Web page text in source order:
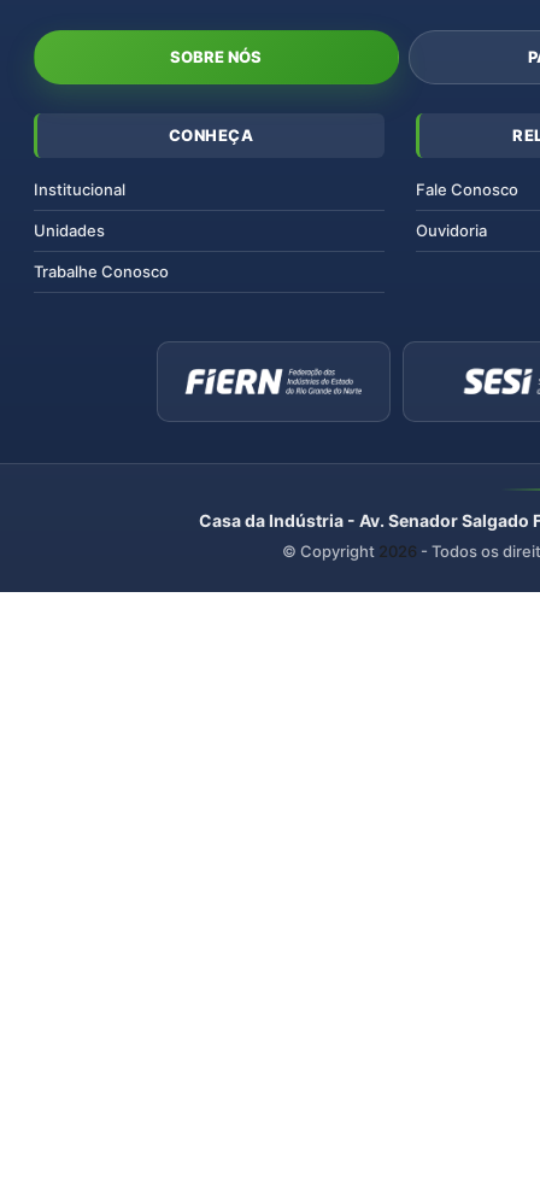
SOBRE NÓS
CONHEÇA
Institucional
Unidades
Trabalhe Conosco
Fale Conosco
Ouvidoria
Casa da Indústria - Av. Senador
© Copyright 2026 - Todos os